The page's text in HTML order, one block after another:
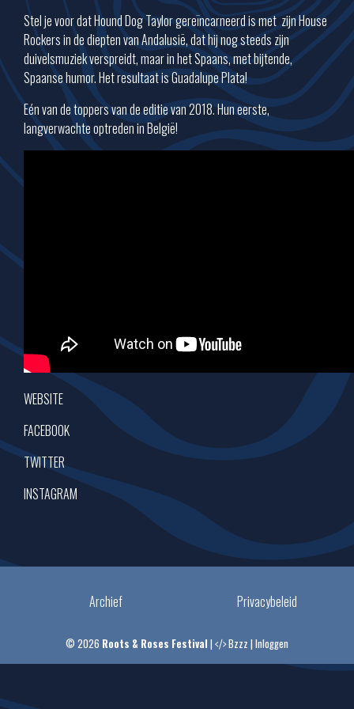
Stel je voor dat Hound Dog Taylor gereïncarneerd is met zijn House
Rockers in de diepten van Andalusië, dat hij nog steeds zijn
duivelsmuziek verspreidt, maar in het Spaans, met bijtende,
Spaanse humor. Het resultaat is Guadalupe Plata!
Eén van de toppers van de editie van 2018. Hun eerste,
langverwachte optreden in België!
WEBSITE
FACEBOOK
TWITTER
INSTAGRAM
Archief Privacybeleid
© 2026 Roots & Roses Festival | Bzzz | Inloggen